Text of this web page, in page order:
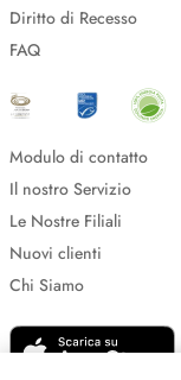
Diritto di Recesso
FAQ
Modulo di contatto
Il nostro Servizio
Le Nostre Filiali
Nuovi clienti
Chi Siamo